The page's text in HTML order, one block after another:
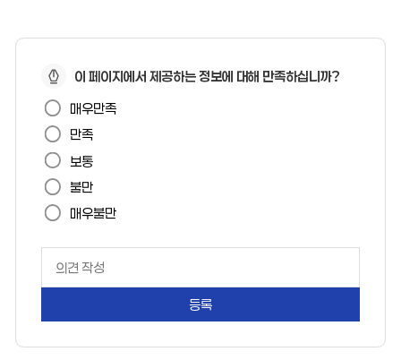
페
이
지
만
족
도
이 페이지에서 제공하는 정보에 대해 만족하십니까?
매우만족
만족
보통
불만
매우불만